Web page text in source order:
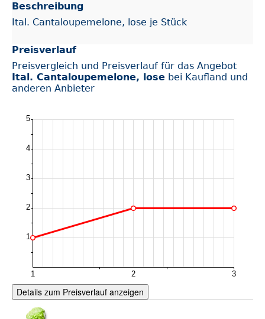
Beschreibung
Ital. Cantaloupemelone, lose je Stück
Preisverlauf
Preisvergleich und Preisverlauf für das Angebot
Ital. Cantaloupemelone, lose bei Kaufland und
anderen Anbieter
Details zum Preisverlauf anzeigen